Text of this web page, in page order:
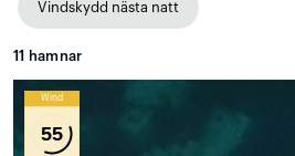
Vindskydd nästa natt
11 hamnar
Wind
55